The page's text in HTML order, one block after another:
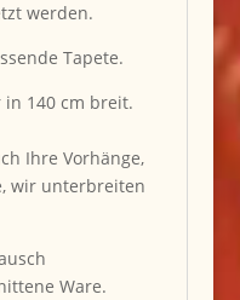
werden.
Tapete.
140 cm breit.
Ihre Vorhänge,
wir unterbreiten
Ware.